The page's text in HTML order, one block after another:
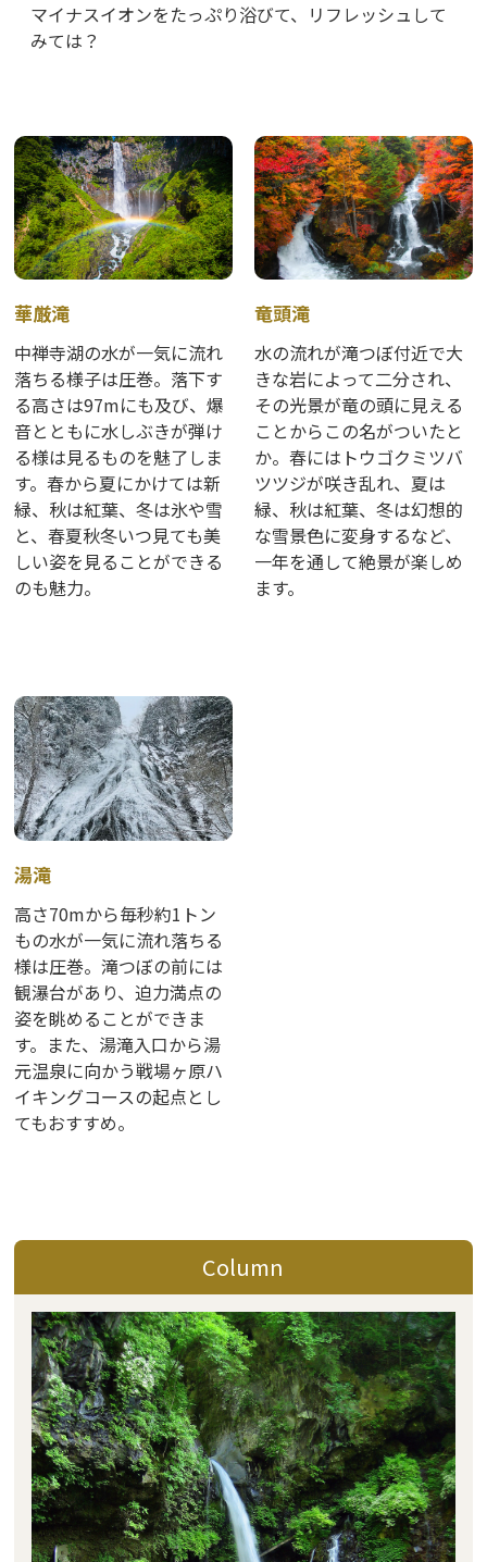
マイナスイオンをたっぷり浴びて、リフレッシュして
みては？
華厳滝
中禅寺湖の水が一気に流れ
落ちる様子は圧巻。落下す
る高さは97mにも及び、爆
音とともに水しぶきが弾け
る様は見るものを魅了しま
す。春から夏にかけては新
緑、秋は紅葉、冬は氷や雪
と、春夏秋冬いつ見ても美
しい姿を見ることができる
のも魅力。
竜頭滝
水の流れが滝つぼ付近で大
きな岩によって二分され、
その光景が竜の頭に見える
ことからこの名がついたと
か。春にはトウゴクミツバ
ツツジが咲き乱れ、夏は
緑、秋は紅葉、冬は幻想的
な雪景色に変身するなど、
一年を通して絶景が楽しめ
ます。
湯滝
高さ70mから毎秒約1トン
もの水が一気に流れ落ちる
様は圧巻。滝つぼの前には
観瀑台があり、迫力満点の
姿を眺めることができま
す。また、湯滝入口から湯
元温泉に向かう戦場ヶ原ハ
イキングコースの起点とし
てもおすすめ。
Column